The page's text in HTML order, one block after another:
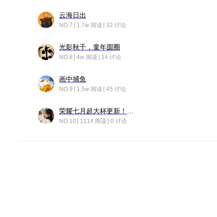
云海日出
NO.7 1.7w 阅读 32 讨论
光影秋千，童年圆圈
NO.8 4w 阅读 14 讨论
画中捕鱼
NO.9 1.5w 阅读 45 讨论
NO.10 1114 阅读 0 讨论